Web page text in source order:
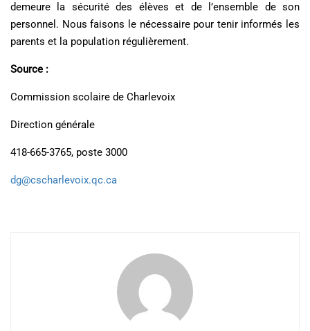
demeure la sécurité des élèves et de l’ensemble de son
personnel. Nous faisons le nécessaire pour tenir informés les
parents et la population régulièrement.
Source :
Commission scolaire de Charlevoix
Direction générale
418-665-3765, poste 3000
dg@cscharlevoix.qc.ca